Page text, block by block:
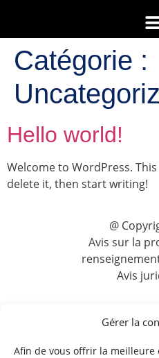
Gérer la
Afin de vous offrir la meilleure
Catégorie :
Hello world!
Welcome to WordPress.
delete it, then start writing!
@
Avis sur la
Avis